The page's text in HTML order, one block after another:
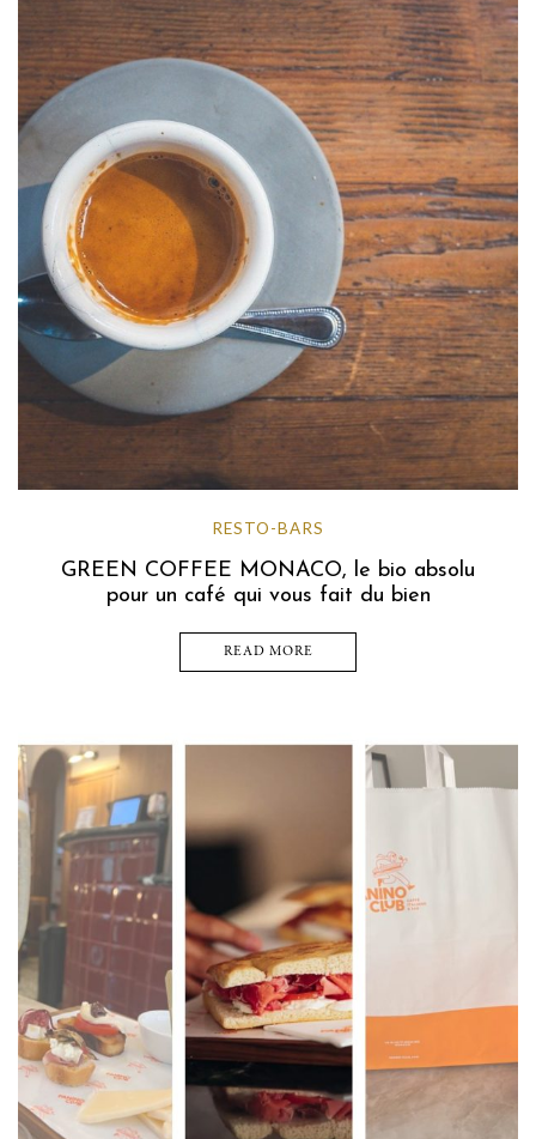
RESTO-BARS
GREEN COFFEE MONACO, le bio absolu
pour un café qui vous fait du bien
READ MORE